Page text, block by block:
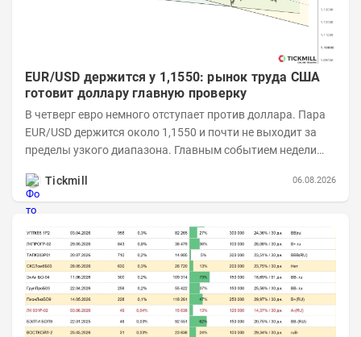
EUR/USD держится у 1,1550: рынок труда США
готовит доллару главную проверку
В четверг евро немного отступает против доллара. Пара
EUR/USD держится около 1,1550 и почти не выходит за
пределы узкого диапазона. Главным событием недели
Tickmill
06.08.2026